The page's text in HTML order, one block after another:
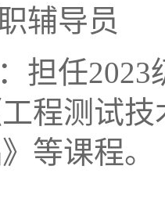
辅导员
担任
程测试
等课程。